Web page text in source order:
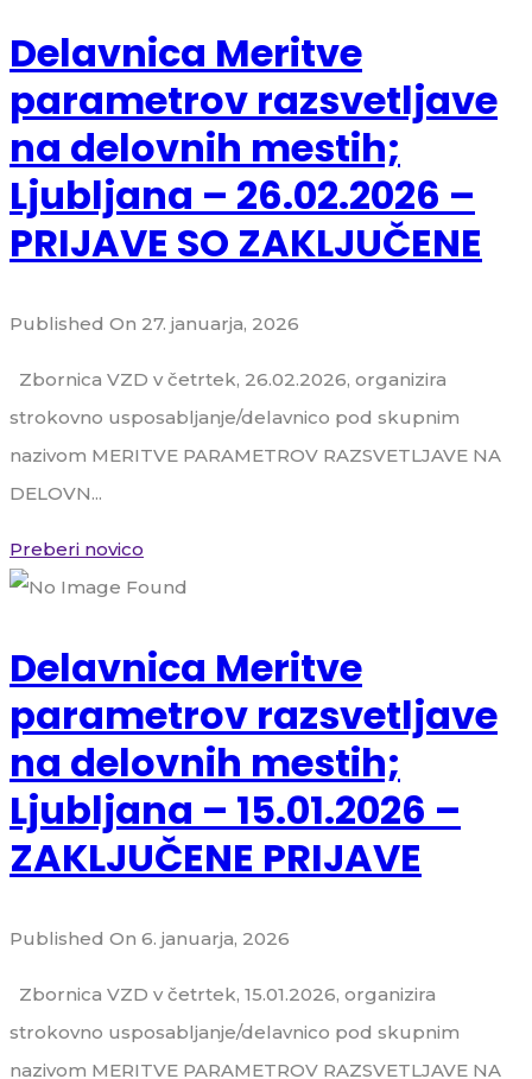
Delavnica Meritve
parametrov razsvetljave
na delovnih mestih;
Ljubljana – 26.02.2026 –
PRIJAVE SO ZAKLJUČENE
Published On 27. januarja, 2026
Zbornica VZD v četrtek, 26.02.2026, organizira
strokovno usposabljanje/delavnico pod skupnim
nazivom MERITVE PARAMETROV RAZSVETLJAVE NA
DELOVN...
Preberi novico
Delavnica Meritve
parametrov razsvetljave
na delovnih mestih;
Ljubljana – 15.01.2026 –
ZAKLJUČENE PRIJAVE
Published On 6. januarja, 2026
Zbornica VZD v četrtek, 15.01.2026, organizira
strokovno usposabljanje/delavnico pod skupnim
nazivom MERITVE PARAMETROV RAZSVETLJAVE NA